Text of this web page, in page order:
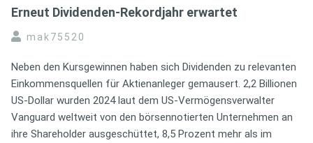
Erneut Dividenden-Rekordjahr erwartet
mak75520
Neben den Kursgewinnen haben sich Dividenden zu relevanten
Einkommensquellen für Aktienanleger gemausert. 2,2 Billionen
US-Dollar wurden 2024 laut dem US-Vermögensverwalter
Vanguard weltweit von den börsennotierten Unternehmen an
ihre Shareholder ausgeschüttet, 8,5 Prozent mehr als im